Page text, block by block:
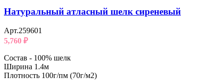
Натуральный атласный шелк сиреневый
Арт.259601
5,760 ₽
Состав - 100% шелк
Ширина 1.4м
Плотность 100г/пм (70г/м2)